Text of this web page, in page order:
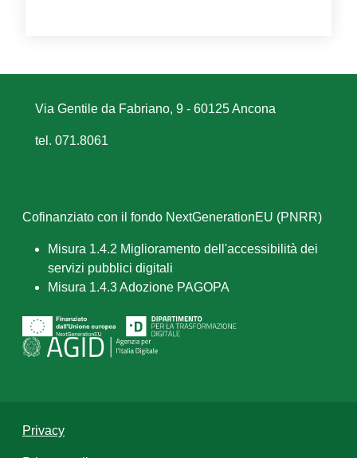
Via Gentile da Fabriano, 9 - 60125 Ancona
tel. 071.8061
Cofinanziato con il fondo NextGenerationEU (PNRR)
Misura 1.4.2 Miglioramento dell'accessibilità dei
servizi pubblici digitali
Misura 1.4.3 Adozione PAGOPA
Privacy